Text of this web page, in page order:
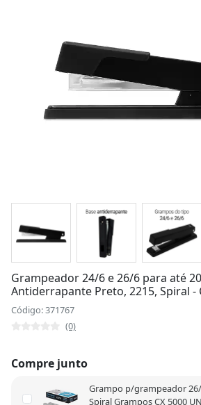
Grampeador 24/6 e 26/6 para até
Antiderrapante Preto, 2215, Spiral -
Código: 371767
(0)
Compre junto
Grampo p/grampeador
Spiral Grampos CX 5000 UN